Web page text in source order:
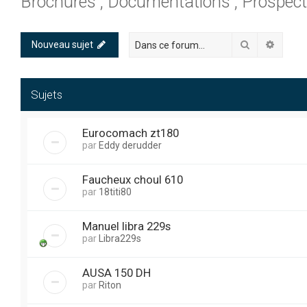
Nouveau sujet Rechercher
Sujets
Eurocomach zt180
par Eddy derudder
Faucheux choul 610
par 18titi80
Manuel libra 229s
par Libra229s
AUSA 150 DH
par Riton